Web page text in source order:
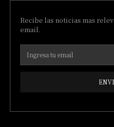
Recibe las noticias mas
email.